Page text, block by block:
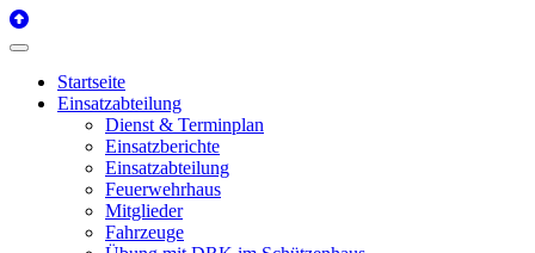
Startseite
Einsatzabteilung
Dienst & Terminplan
Einsatzberichte
Einsatzabteilung
Feuerwehrhaus
Mitglieder
Fahrzeuge